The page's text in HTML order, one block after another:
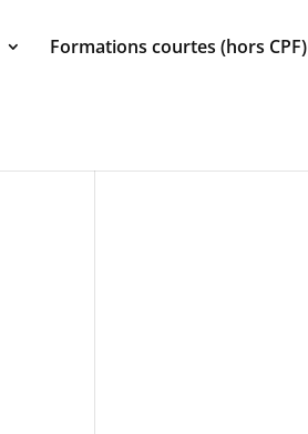
Formations courtes (hors CPF)